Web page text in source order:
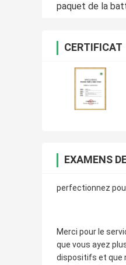
paquet de la
CERTIFICAT
EXAMENS
perfectionnez
Merci pour le
que vous ayez
dispositifs et que